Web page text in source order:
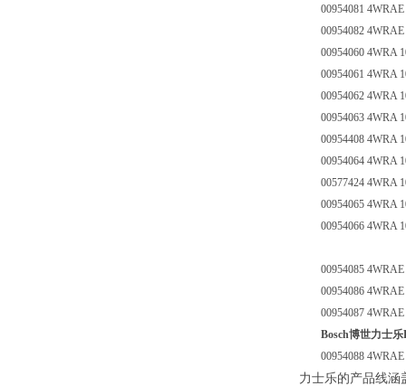
00954081 4WRAE
00954082 4WRAE
00954060 4WRA
00954061 4WRA
00954062 4WRA
00954063 4WRA
00954408 4WRA
00954064 4WRA
00577424 4WRA
00954065 4WRA
00954066 4WRA
00954085 4WRAE
00954086 4WRAE
00954087 4WRAE
Bosch博世力士
00954088 4WRAE
力士乐的产品线涵